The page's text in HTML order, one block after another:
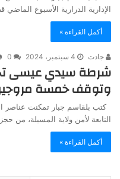
الإدارية الدرارية الأسبوع
أكمل القراءة »
جادت 4 سبتمبر، 2024 0
وتوقف خمسة
كتب بلقاسم جبار تمكنت عناصر
التابعة لأمن ولاية المسيلة، من
أكمل القراءة »